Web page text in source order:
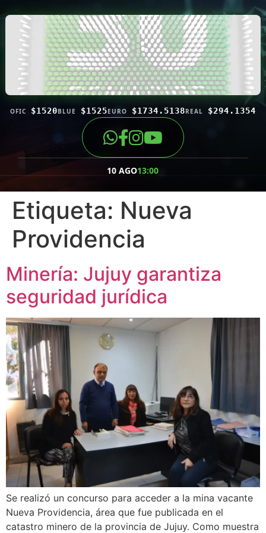
OFIC $1520BLUE $1525EURO $1734.5138REAL $294.1354
10 AGO13:00
Etiqueta: Nueva
Providencia
Minería: Jujuy garantiza
seguridad jurídica
Se realizó un concurso para acceder a la mina vacante
Nueva Providencia, área que fue publicada en el
catastro minero de la provincia de Jujuy. Como muestra